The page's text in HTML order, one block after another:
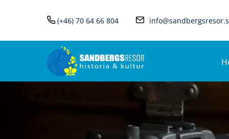
(+46) 70 64 66 804